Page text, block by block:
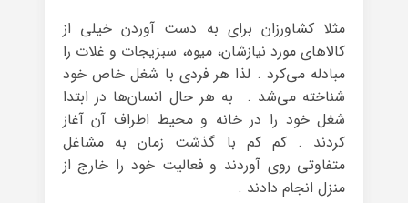
مثلا کشاورزان برای به دست آوردن خیلی از
کالاهای مورد نیازشان، میوه، سبزیجات و غلات را
مبادله می‌کرد . لذا هر فردی با شغل خاص خود
شناخته می‌شد . به هر حال انسان‌ها در ابتدا
شغل خود را در خانه و محیط اطراف آن آغاز
کردند . کم کم با گذشت زمان به مشاغل
متفاوتی روی آوردند و فعالیت خود را خارج از
منزل انجام دادند .